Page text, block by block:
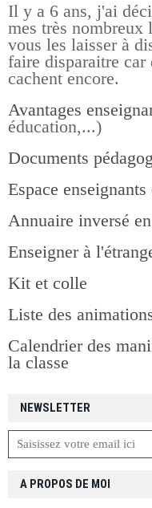
NEWSLETTER
Il y a 6 ans, j'ai
mes très nombreux
vous les laisser à
faire disparaitre car
cachent encore.
Avantages
éducation,...)
Documents
Espace
Annuaire inversé
Enseigner à
Kit et colle
Liste des
Calendrier des
la classe
A PROPOS DE MOI